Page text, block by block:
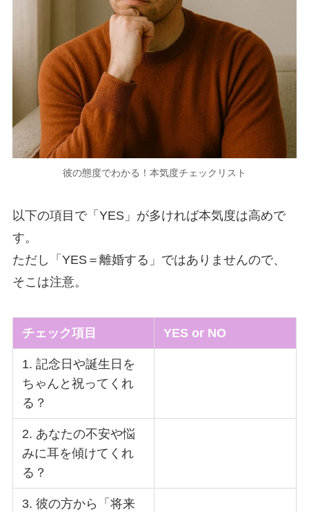
彼の態度でわかる！本気度チェックリスト
以下の項目で「YES」が多ければ本気度は高めで
す。
ただし「YES＝離婚する」ではありませんので、
そこは注意。
チェック項目 YES or NO
1. 記念日や誕生日を
ちゃんと祝ってくれ
る？
2. あなたの不安や悩
みに耳を傾けてくれ
る？
3. 彼の方から「将来